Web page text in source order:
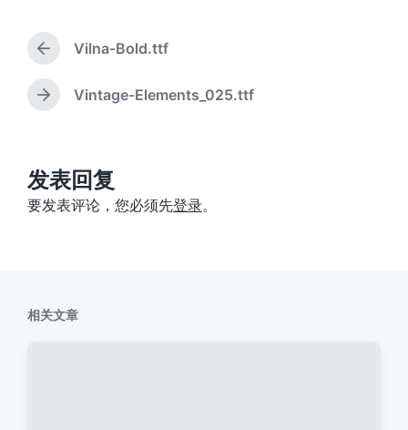
上
篇
文
章
Vilna-Bold.ttf
下
：
Vintage-Elements_025.ttf
发表回复
要发表评论，您必须先登录。
相关文章